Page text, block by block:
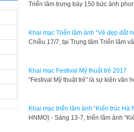
Triển lãm trưng bày 150 bức ảnh
Khai mạc Triển lãm ảnh “Vẻ đẹp đất
Chiều 17/7, tại Trung tâm Triển lãm
Khai mạc Festival Mỹ thuật trẻ 2017
“Festival Mỹ thuật trẻ” là sự kiện
Khai mạc triển lãm ảnh “Kiến trúc Hà
HNMO) - Sáng 13-7, triển lãm ảnh